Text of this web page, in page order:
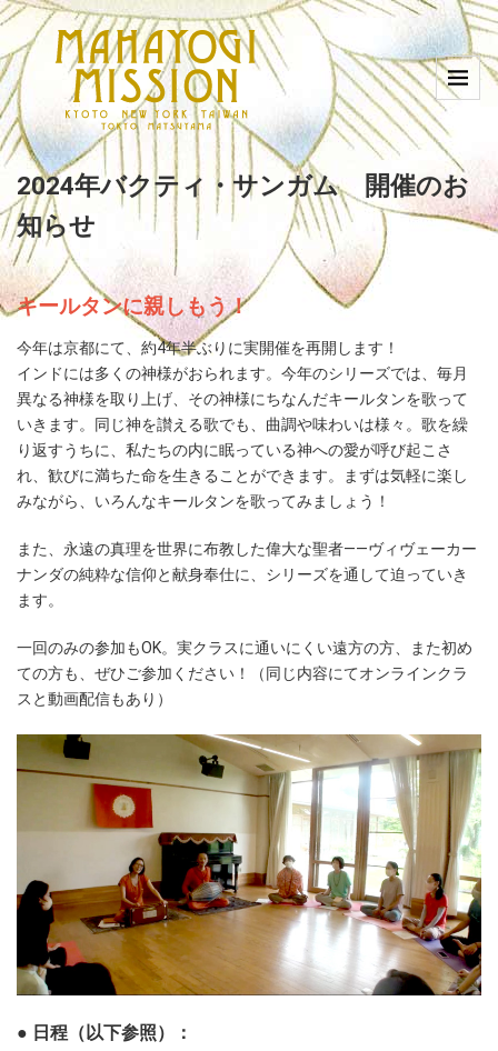
2024年バクティ・サンガム 開催のお
知らせ
キールタンに親しもう！
今年は京都にて、約4年半ぶりに実開催を再開します！
インドには多くの神様がおられます。今年のシリーズでは、毎月
異なる神様を取り上げ、その神様にちなんだキールタンを歌って
いきます。同じ神を讃える歌でも、曲調や味わいは様々。歌を繰
り返すうちに、私たちの内に眠っている神への愛が呼び起こさ
れ、歓びに満ちた命を生きることができます。まずは気軽に楽し
みながら、いろんなキールタンを歌ってみましょう！
また、永遠の真理を世界に布教した偉大な聖者――ヴィヴェーカー
ナンダの純粋な信仰と献身奉仕に、シリーズを通して迫っていき
ます。
一回のみの参加もOK。実クラスに通いにくい遠方の方、また初め
ての方も、ぜひご参加ください！（同じ内容にてオンラインクラ
スと動画配信もあり）
● 日程（以下参照）：